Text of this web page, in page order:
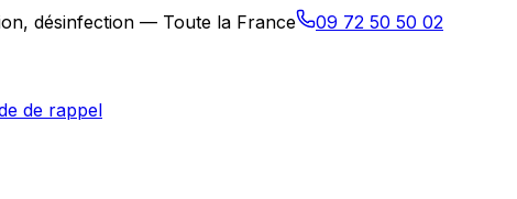
désinfection — Toute la France 09 72 50 50 02
de rappel